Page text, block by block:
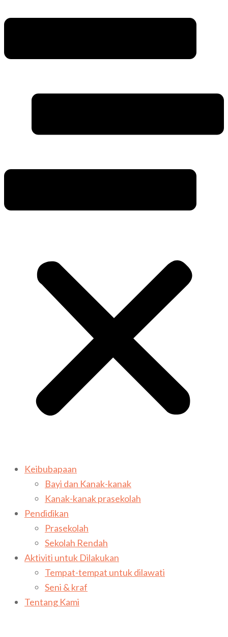
Keibubapaan
Bayi dan Kanak-kanak
Kanak-kanak prasekolah
Pendidikan
Prasekolah
Sekolah Rendah
Aktiviti untuk Dilakukan
Tempat-tempat untuk dilawati
Seni & kraf
Tentang Kami